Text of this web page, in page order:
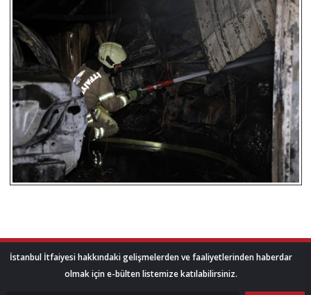
İstanbul İtfaiyesi hakkındaki gelişmelerden ve faaliyetlerinden haberdar
olmak için e-bülten listemize katılabilirsiniz.